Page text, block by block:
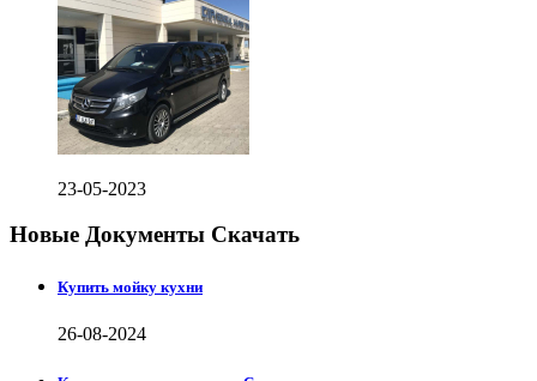
23-05-2023
Новые Документы Скачать
Купить мойку кухни
26-08-2024